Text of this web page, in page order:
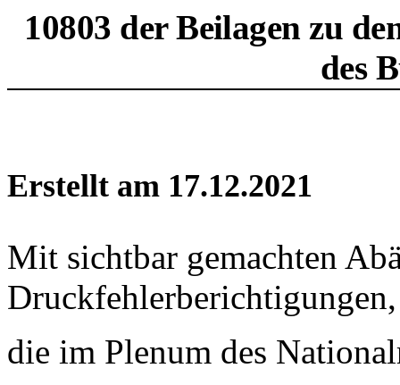
10803 der Beilagen zu
des
Erstellt am 17.12.2021
Mit sichtbar gemachten
Druckfehlerberichtigungen,
die im Plenum des